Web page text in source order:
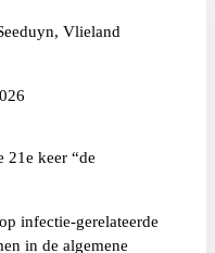
Vlieland
keer “de
infectie-gerelateerde
in de algemene